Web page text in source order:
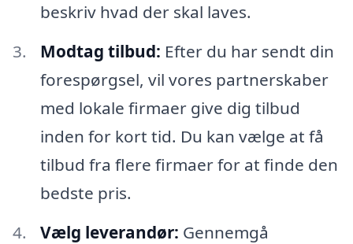
beskriv hvad der skal laves.
Modtag tilbud: Efter du har sendt din
forespørgsel, vil vores partnerskaber
med lokale firmaer give dig tilbud
inden for kort tid. Du kan vælge at få
tilbud fra flere firmaer for at finde den
bedste pris.
Vælg leverandør: Gennemgå